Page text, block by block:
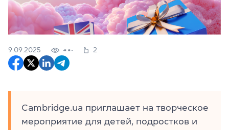
9.09.2025 2
Cambridge.ua приглашает на творческое
мероприятие для детей, подростков и